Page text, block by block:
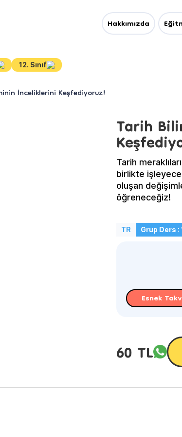
Hakkımızda
12. Sınıf
İnceliklerini Keşfediyoruz!
Tarih
Tarih
birlikte
oluşan
öğreneceğiz!
TR Grup Ders :
Esnek
60 TL